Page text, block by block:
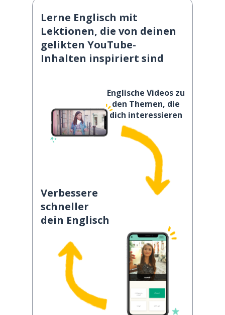
Lerne Englisch mit
Lektionen, die von deinen
gelikten YouTube-
Inhalten inspiriert sind
Englische Videos zu
den Themen, die
dich interessieren
Verbessere
schneller
dein Englisch